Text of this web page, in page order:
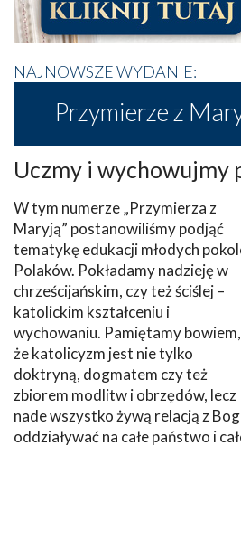
NAJNOWSZE WYDANIE:
Przymierze z
Uczmy i wychowujmy
W tym numerze „Przymierza z
Maryją” postanowiliśmy podjąć
tematykę edukacji młodych
Polaków. Pokładamy nadzieję w
chrześcijańskim, czy też ściślej –
katolickim kształceniu i
wychowaniu. Pamiętamy bowiem,
że katolicyzm jest nie tylko
doktryną, dogmatem czy też
zbiorem modlitw i obrzędów, lecz
nade wszystko żywą relacją z
oddziaływać na całe państwo i